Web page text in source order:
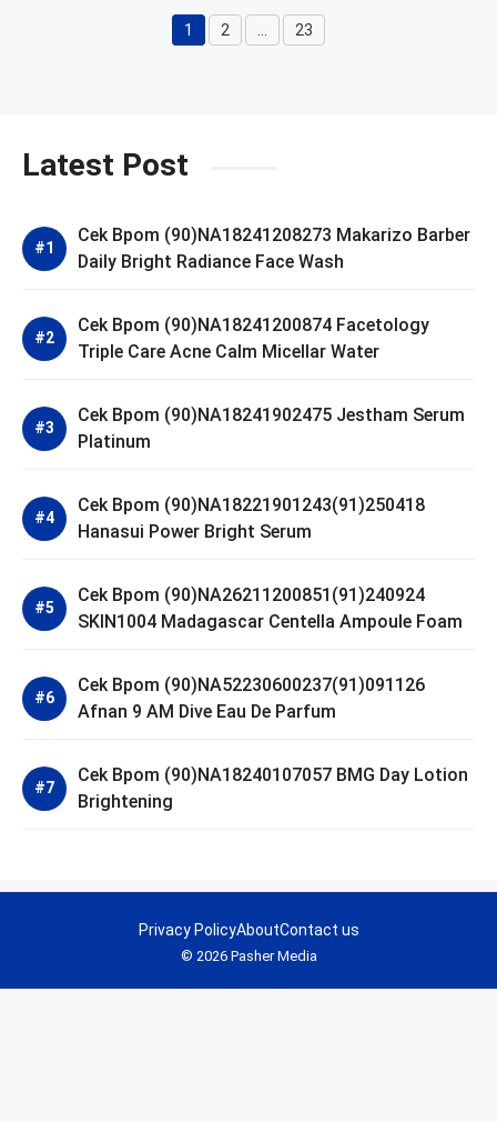
Page
1 Page
2 Page
23
Latest Post
Cek Bpom (90)NA18241208273 Makarizo Barber
Daily Bright Radiance Face Wash
Cek Bpom (90)NA18241200874 Facetology
Triple Care Acne Calm Micellar Water
Cek Bpom (90)NA18241902475 Jestham Serum
Platinum
Cek Bpom (90)NA18221901243(91)250418
Hanasui Power Bright Serum
Cek Bpom (90)NA26211200851(91)240924
SKIN1004 Madagascar Centella Ampoule Foam
Cek Bpom (90)NA52230600237(91)091126
Afnan 9 AM Dive Eau De Parfum
Cek Bpom (90)NA18240107057 BMG Day Lotion
Brightening
© 2026 Pasher Media
Privacy PolicyAboutContact us